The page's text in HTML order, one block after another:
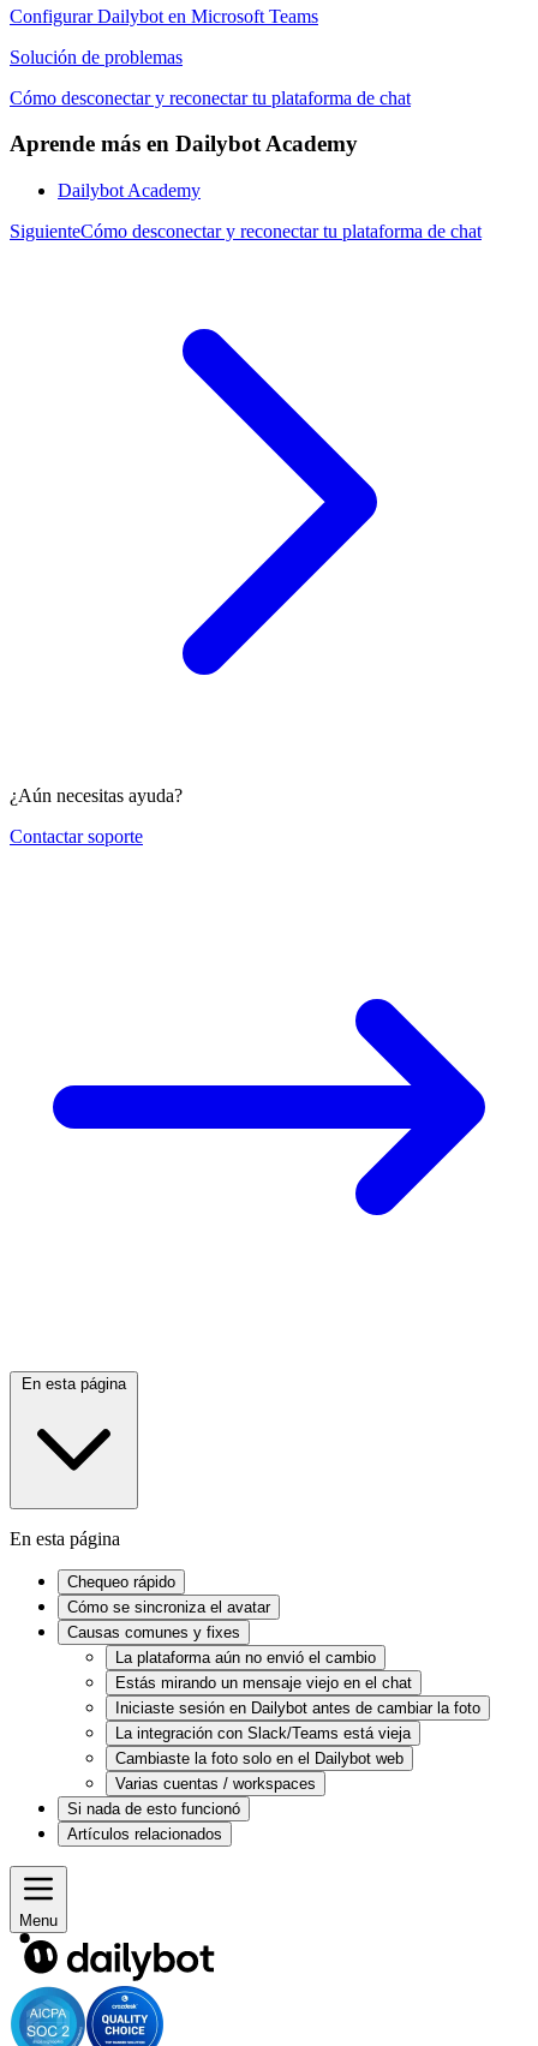
Configurar Dailybot en Microsoft Teams
Solución de problemas
Cómo desconectar y reconectar tu plataforma de chat
Aprende más en Dailybot Academy
Dailybot Academy
SiguienteCómo desconectar y reconectar tu plataforma de chat
¿Aún necesitas ayuda?
Contactar soporte
En esta página
En esta página
Chequeo rápido
Cómo se sincroniza el avatar
Causas comunes y fixes
La plataforma aún no envió el cambio
Estás mirando un mensaje viejo en el chat
Iniciaste sesión en Dailybot antes de cambiar la foto
La integración con Slack/Teams está vieja
Cambiaste la foto solo en el Dailybot web
Varias cuentas / workspaces
Si nada de esto funcionó
Artículos relacionados
Menu